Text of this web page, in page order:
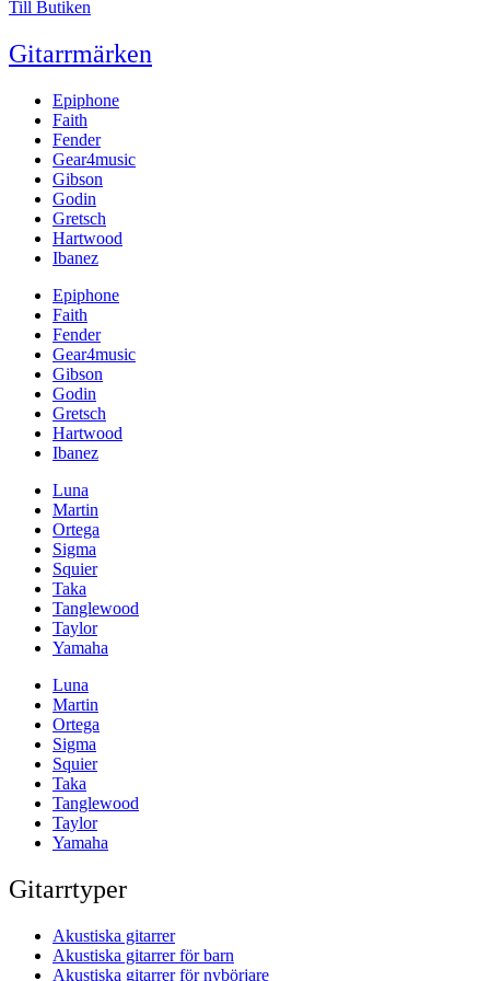
Till Butiken
Gitarrmärken
Epiphone
Faith
Fender
Gear4music
Gibson
Godin
Gretsch
Hartwood
Ibanez
Epiphone
Faith
Fender
Gear4music
Gibson
Godin
Gretsch
Hartwood
Ibanez
Luna
Martin
Ortega
Sigma
Squier
Taka
Tanglewood
Taylor
Yamaha
Luna
Martin
Ortega
Sigma
Squier
Taka
Tanglewood
Taylor
Yamaha
Gitarrtyper
Akustiska gitarrer
Akustiska gitarrer för barn
Akustiska gitarrer för nybörjare